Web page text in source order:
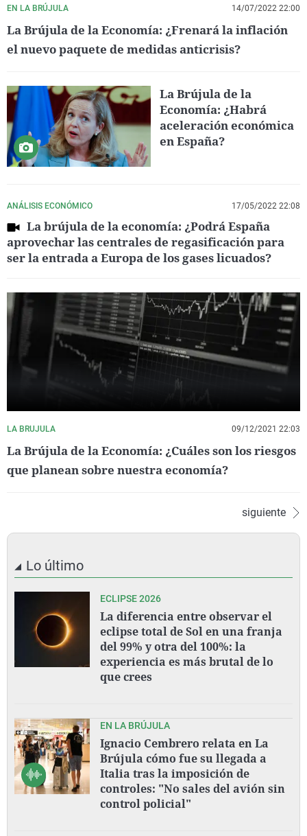
EN LA BRÚJULA 14/07/2022 22:00
La Brújula de la Economía: ¿Frenará la inflación
el nuevo paquete de medidas anticrisis?
La Brújula de la
Economía: ¿Habrá
aceleración económica
en España?
ANÁLISIS ECONÓMICO 17/05/2022 22:08
La brújula de la economía: ¿Podrá España
aprovechar las centrales de regasificación para
ser la entrada a Europa de los gases licuados?
LA BRUJULA 09/12/2021 22:03
La Brújula de la Economía: ¿Cuáles son los riesgos
que planean sobre nuestra economía?
siguiente
Lo último
ECLIPSE 2026
La diferencia entre observar el
eclipse total de Sol en una franja
del 99% y otra del 100%: la
experiencia es más brutal de lo
que crees
EN LA BRÚJULA
Ignacio Cembrero relata en La
Brújula cómo fue su llegada a
Italia tras la imposición de
controles: "No sales del avión sin
control policial"